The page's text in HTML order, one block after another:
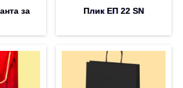
за
Плик EП 22 SN